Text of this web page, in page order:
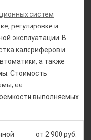
систем
регулировке и
эксплуатации. В
калориферов и
а также
Стоимость
ее
выполняемых
от 2 900 руб.